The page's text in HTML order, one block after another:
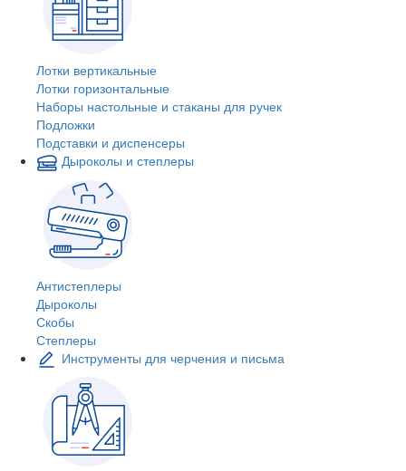
Лотки вертикальные
Лотки горизонтальные
Наборы настольные и стаканы для ручек
Подложки
Подставки и диспенсеры
Дыроколы и степлеры
Антистеплеры
Дыроколы
Скобы
Степлеры
Инструменты для черчения и письма